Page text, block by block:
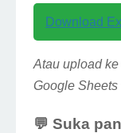
Download
Atau upload
Google
💬 Suka